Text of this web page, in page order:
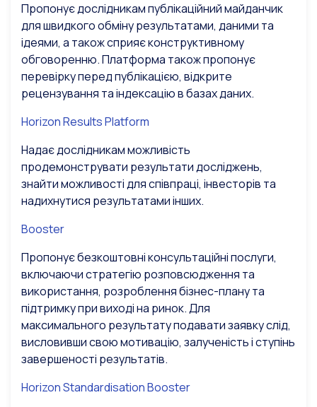
Пропонує дослідникам публікаційний майданчик
для швидкого обміну результатами, даними та
ідеями, а також сприяє конструктивному
обговоренню. Платформа також пропонує
перевірку перед публікацією, відкрите
рецензування та індексацію в базах даних.
Horizon Results Platform
Надає дослідникам можливість
продемонструвати результати досліджень,
знайти можливості для співпраці, інвесторів та
надихнутися результатами інших.
Booster
Пропонує безкоштовні консультаційні послуги,
включаючи стратегію розповсюдження та
використання, розроблення бізнес-плану та
підтримку при виході на ринок. Для
максимального результату подавати заявку слід,
висловивши свою мотивацію, залученість і ступінь
завершеності результатів.
Horizon Standardisation Booster